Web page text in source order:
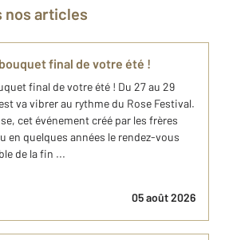
nos articles
final de votre été !
final de votre été ! Du 27 au 29
va vibrer au rythme du Rose Festival.
cet événement créé par les frères
en quelques années le rendez-vous
de la fin ...
05 août 2026